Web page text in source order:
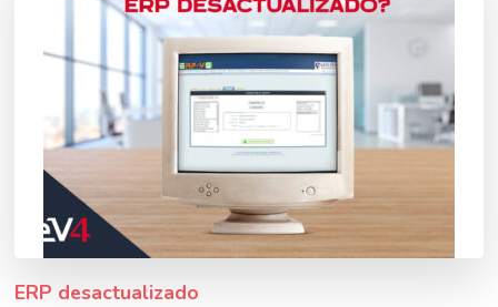
ERP desactualizado